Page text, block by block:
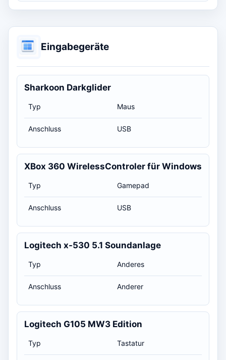
Eingabegeräte
Sharkoon Darkglider
Typ Maus
Anschluss USB
XBox 360 WirelessControler für Windows
Typ Gamepad
Anschluss USB
Logitech x-530 5.1 Soundanlage
Typ Anderes
Anschluss Anderer
Logitech G105 MW3 Edition
Typ Tastatur